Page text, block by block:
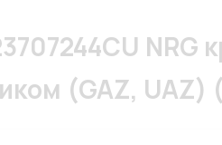
NRG
(GAZ, UAZ)